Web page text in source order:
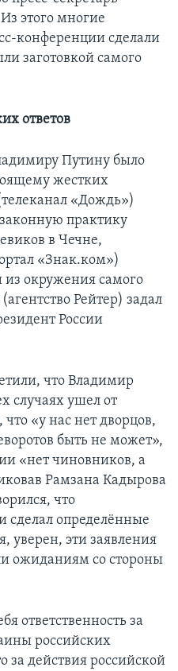
этого многие
конференции сделали
заготовкой самого
ответов
Путину было
жестких
«Дождь»)
практику
в Чечне,
«Знак.ком»)
из окружения самого
Рейтер) задал
России
что Владимир
случаях ушел от
что «у нас нет дворцов,
быть не может»,
«нет чиновников, а
Рамзана Кадырова
что
сделал определённые
уверен, эти заявления
ожиданиям со стороны
ответственность за
российских
за действия российской